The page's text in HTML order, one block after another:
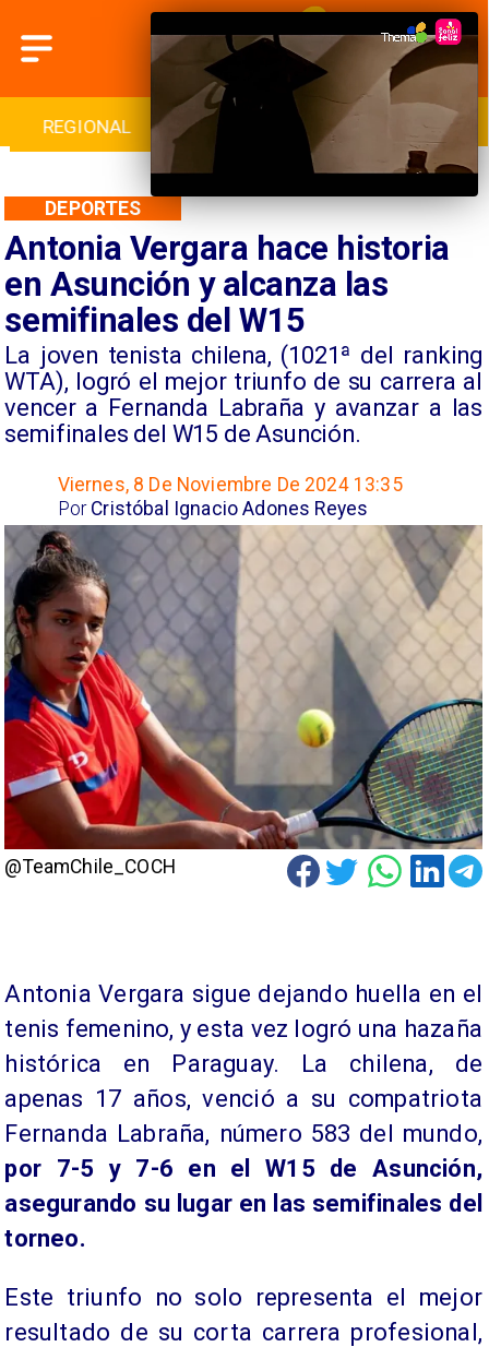
INTERNACIONAL DEPORTES CULTURA
Antonia Vergara hace historia
en Asunción y alcanza las
semifinales del W15
​La joven tenista chilena, (1021ª del ranking
WTA), logró el mejor triunfo de su carrera al
vencer a Fernanda Labraña y avanzar a las
semifinales del W15 de Asunción.
DEPORTES
Viernes, 8 De Noviembre De 2024 13:35
Cristóbal Ignacio Adones Reyes
Por
@TeamChile_COCH
Antonia Vergara sigue dejando huella en el
tenis femenino, y esta vez logró una hazaña
histórica en Paraguay. La chilena, de
apenas 17 años, venció a su compatriota
Fernanda Labraña, número 583 del mundo,
por 7-5 y 7-6 en el W15 de Asunción,
asegurando su lugar en las semifinales del
torneo.
Este triunfo no solo representa el mejor
resultado de su corta carrera profesional,